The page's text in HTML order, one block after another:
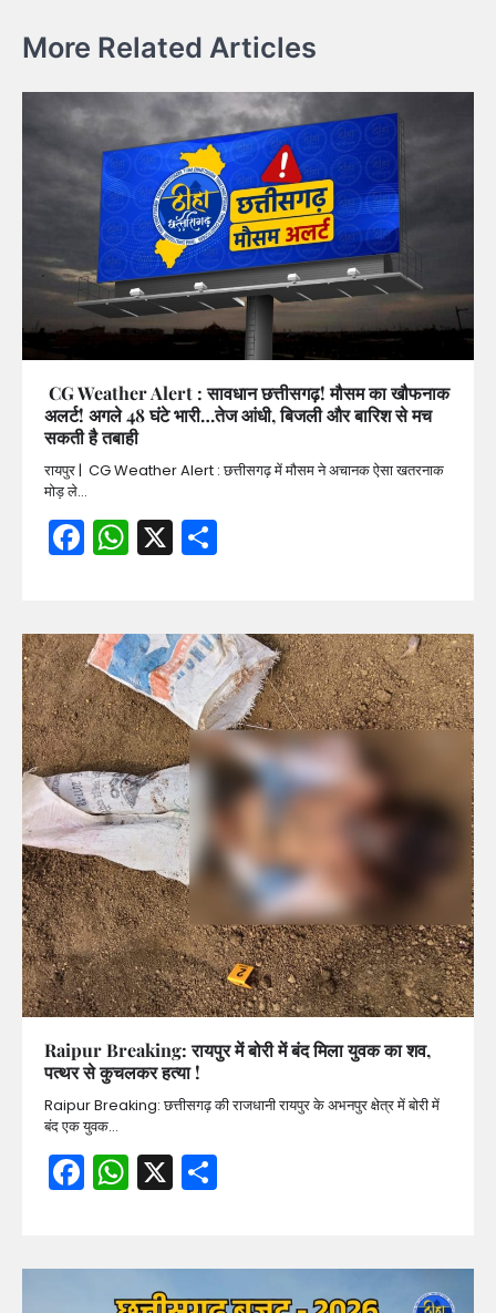
More Related Articles
CG Weather Alert : सावधान छत्तीसगढ़! मौसम का खौफनाक
अलर्ट! अगले 48 घंटे भारी…तेज आंधी, बिजली और बारिश से मच
सकती है तबाही
रायपुर | CG Weather Alert : छत्तीसगढ़ में मौसम ने अचानक ऐसा खतरनाक
मोड़ ले…
Facebook
WhatsApp
X
Raipur Breaking: रायपुर में बोरी में बंद मिला युवक का शव,
पत्थर से कुचलकर हत्या !
Raipur Breaking: छत्तीसगढ़ की राजधानी रायपुर के अभनपुर क्षेत्र में बोरी में
बंद एक युवक…
Facebook
WhatsApp
X